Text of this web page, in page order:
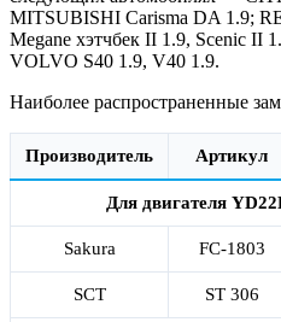
MITSUBISHI Carisma DA 1.9;
Megane хэтчбек II 1.9, Scenic II
VOLVO S40 1.9, V40 1.9.
Наиболее распространенные
Производитель Артикул
Для двигателя
Sakura FC-1803
SCT ST 306